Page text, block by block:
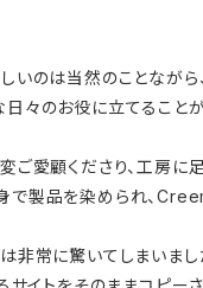
いのは当然のことながら
々のお役に立てること
ご愛顧くださり、工房
製品を染められ、
非常に驚いてしまいました